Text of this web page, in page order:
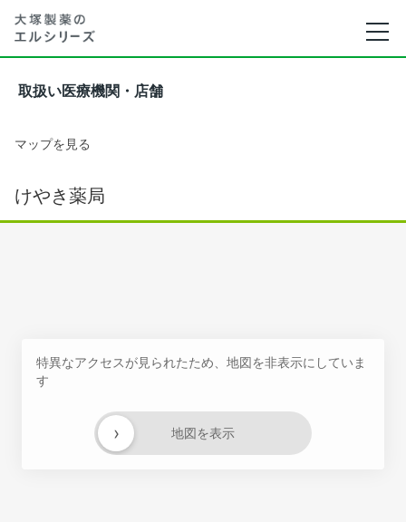
取扱い医療機関・店舗
マップを見る
けやき薬局
特異なアクセスが見られたため、地図を非表示にしていま
す
地図を表示
›